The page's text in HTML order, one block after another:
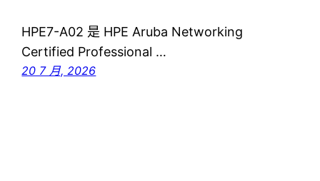
HPE7-A02 是 HPE Aruba Networking
Certified Professional …
20 7 月, 2026